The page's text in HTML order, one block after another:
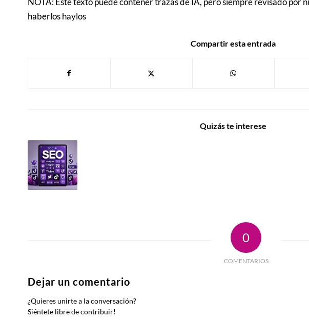
haberlos haylos
Compartir esta entrada
Quizás te interese
0
COMENTARIOS
Dejar un comentario
¿Quieres unirte a la conversación?
Siéntete libre de contribuir!